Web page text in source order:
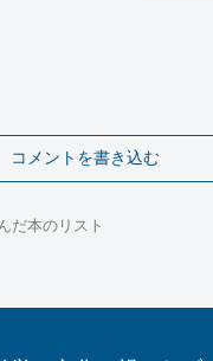
コメントを書き込む
だ本のリスト